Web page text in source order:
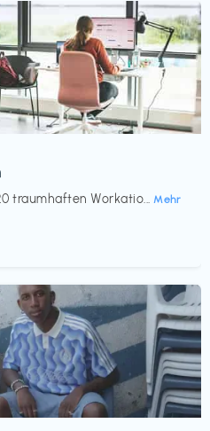
traumhaften Workatio... Mehr